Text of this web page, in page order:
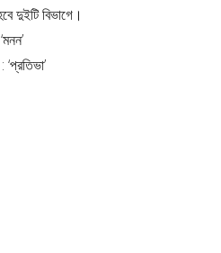
দুইটি বিভাগে।